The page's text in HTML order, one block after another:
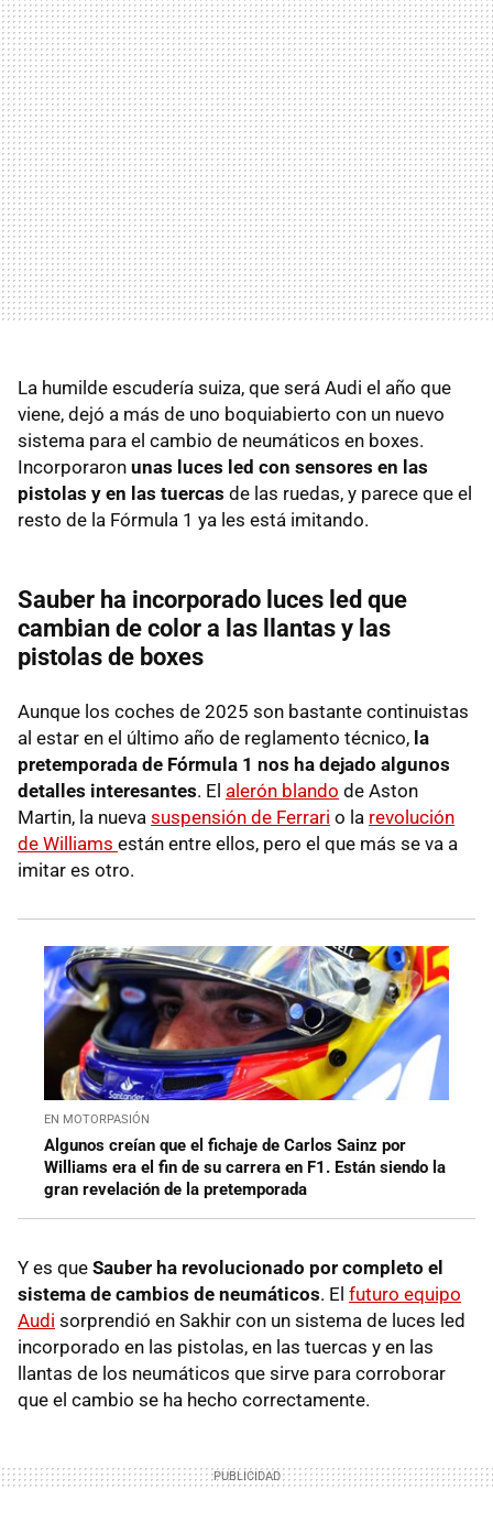
La humilde escudería suiza, que será Audi el año que
viene, dejó a más de uno boquiabierto con un nuevo
sistema para el cambio de neumáticos en boxes.
Incorporaron unas luces led con sensores en las
pistolas y en las tuercas de las ruedas, y parece que el
resto de la Fórmula 1 ya les está imitando.
Sauber ha incorporado luces led que
cambian de color a las llantas y las
pistolas de boxes
Aunque los coches de 2025 son bastante continuistas
al estar en el último año de reglamento técnico, la
pretemporada de Fórmula 1 nos ha dejado algunos
detalles interesantes. El alerón blando de Aston
Martin, la nueva suspensión de Ferrari o la revolución
de Williams están entre ellos, pero el que más se va a
imitar es otro.
EN MOTORPASIÓN
Algunos creían que el fichaje de Carlos Sainz por
Williams era el fin de su carrera en F1. Están siendo la
gran revelación de la pretemporada
Y es que Sauber ha revolucionado por completo el
sistema de cambios de neumáticos. El futuro equipo
Audi sorprendió en Sakhir con un sistema de luces led
incorporado en las pistolas, en las tuercas y en las
llantas de los neumáticos que sirve para corroborar
que el cambio se ha hecho correctamente.